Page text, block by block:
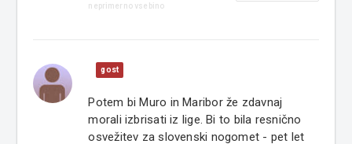
neprimerno vsebino
gost
Potem bi Muro in Maribor že zdavnaj
morali izbrisati iz lige. Bi to bila resnično
osvežitev za slovenski nogomet - pet let